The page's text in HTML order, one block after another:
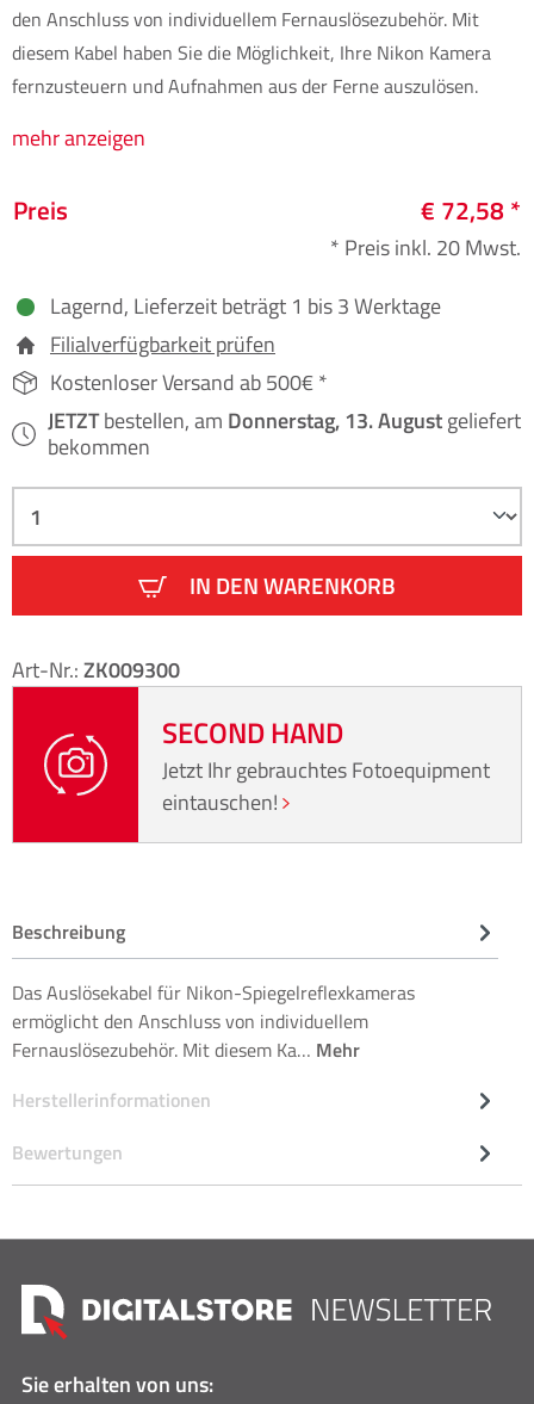
den Anschluss von individuellem Fernauslösezubehör. Mit
diesem Kabel haben Sie die Möglichkeit, Ihre Nikon Kamera
fernzusteuern und Aufnahmen aus der Ferne auszulösen.
mehr anzeigen
Preis € 72,58 *
* Preis inkl. 20 Mwst.
Lagernd, Lieferzeit beträgt 1 bis 3 Werktage
Filialverfügbarkeit prüfen
Kostenloser Versand ab 500€ *
JETZTbestellen, am Donnerstag, 13. Augustgeliefert
bekommen
IN DEN WARENKORB
Art-Nr.:ZK009300
SECOND HAND
Jetzt Ihr gebrauchtes Fotoequipment
eintauschen!
Beschreibung
Das Auslösekabel für Nikon-Spiegelreflexkameras
ermöglicht den Anschluss von individuellem
Fernauslösezubehör. Mit diesem Ka… Mehr
Herstellerinformationen
Bewertungen
Sie erhalten von uns: